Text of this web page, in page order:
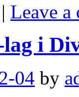
| Leave a
i
04 by